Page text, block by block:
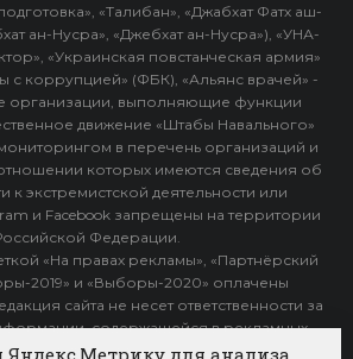
«Талибан», «Джабхат Фатх аш-
ан-Нусра», «Джебхат ан-Нусра»), «УНА-
«Украинская повстанческая армия»
с коррупцией» (ФБК), «Альянс врачей» -
организации, выполняющие функции
движение «Штабы Навального»
в перечень организаций и
которых имеются сведения об
к экстремистской деятельности или
и Facebook запрещены на территории
Федерации.
«На правах рекламы», «Партнёрский
2019» и «Выборы-2020» оплачены
сайта не несет ответственности за
содержащейся в рекламных
объявлениях.
для анализа